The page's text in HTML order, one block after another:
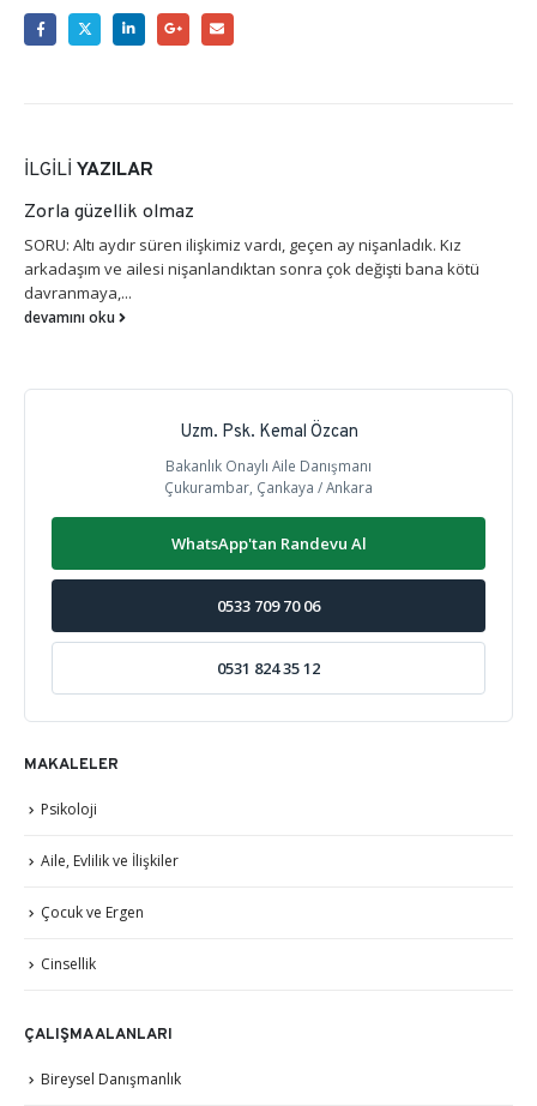
İLGILI YAZILAR
Zorla güzellik olmaz
SORU: Altı aydır süren ilişkimiz vardı, geçen ay nişanladık. Kız
arkadaşım ve ailesi nişanlandıktan sonra çok değişti bana kötü
davranmaya,...
devamını oku
Uzm. Psk. Kemal Özcan
Bakanlık Onaylı Aile Danışmanı
Çukurambar, Çankaya / Ankara
WhatsApp'tan Randevu Al
0533 709 70 06
0531 824 35 12
MAKALELER
Psikoloji
Aile, Evlilik ve İlişkiler
Çocuk ve Ergen
Cinsellik
ÇALIŞMA ALANLARI
Bireysel Danışmanlık